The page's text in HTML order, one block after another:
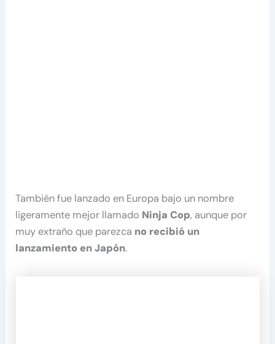
También fue lanzado en Europa bajo un nombre
ligeramente mejor llamado Ninja Cop, aunque por
muy extraño que parezca no recibió un
lanzamiento en Japón.